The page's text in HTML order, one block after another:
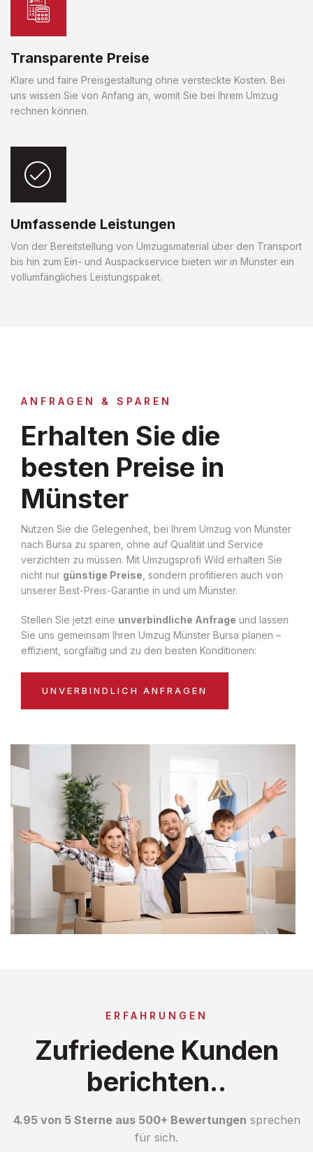
Transparente Preise
Klare und faire Preisgestaltung ohne versteckte Kosten. Bei
uns wissen Sie von Anfang an, womit Sie bei Ihrem Umzug
rechnen können.
Umfassende Leistungen
Von der Bereitstellung von Umzugsmaterial über den Transport
bis hin zum Ein- und Auspackservice bieten wir in Münster ein
vollumfängliches Leistungspaket.
ANFRAGEN & SPAREN
Erhalten Sie die
besten Preise in
Münster
Nutzen Sie die Gelegenheit, bei Ihrem Umzug von Münster
nach Bursa zu sparen, ohne auf Qualität und Service
verzichten zu müssen. Mit Umzugsprofi Wild erhalten Sie
nicht nur günstige Preise , sondern profitieren auch von
unserer Best-Preis-Garantie in und um Münster.
Stellen Sie jetzt eine unverbindliche Anfrage und lassen
Sie uns gemeinsam Ihren Umzug Münster Bursa planen –
effizient, sorgfältig und zu den besten Konditionen:
UNVERBINDLICH ANFRAGEN
ERFAHRUNGEN
Zufriedene Kunden
berichten..
4.95 von 5 Sterne aus 500+ Bewertungen sprechen
für sich.